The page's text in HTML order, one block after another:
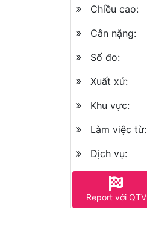
Chiều cao:
Cân nặng:
Số đo:
Xuất xứ:
Khu vực:
Làm việc từ:
Dịch vụ:
Report với QTV